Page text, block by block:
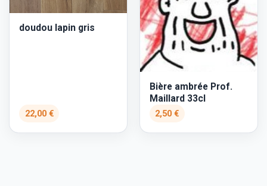
doudou lapin gris
22,00 €
Bière ambrée Prof.
Maillard 33cl
2,50 €